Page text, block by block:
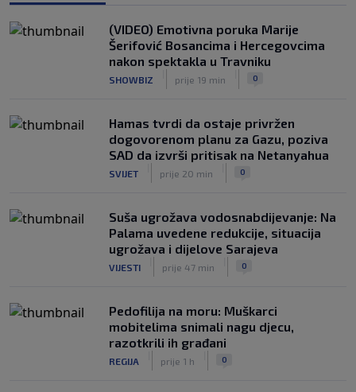
ko je čovjek ispred njega
VIRALNO
| 0
Modrić bi mogao dobiti neočekivanu
ulogu u Milanu: Gazzetta nagovijestila
(VIDEO) Emotivna poruka Marije
Šerifović Bosancima i Hercegovcima
nakon spektakla u Travniku
SHOWBIZ prije 19 min 0
Hamas tvrdi da ostaje privržen
dogovorenom planu za Gazu, poziva
SAD da izvrši pritisak na Netanyahua
SVIJET prije 20 min 0
Suša ugrožava vodosnabdijevanje: Na
Palama uvedene redukcije, situacija
ugrožava i dijelove Sarajeva
VIJESTI prije 47 min 0
Pedofilija na moru: Muškarci
mobitelima snimali nagu djecu,
razotkrili ih građani
REGIJA prije 1 h 0